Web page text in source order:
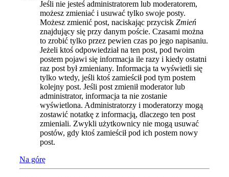
Jeśli nie jesteś administratorem lub moderatorem,
możesz zmieniać i usuwać tylko swoje posty.
Możesz zmienić post, naciskając przycisk Zmień
znajdujący się przy danym poście. Czasami można
to zrobić tylko przez pewien czas po jego napisaniu.
Jeżeli ktoś odpowiedział na ten post, pod twoim
postem pojawi się informacja ile razy i kiedy ostatni
raz post był zmieniany. Informacja ta wyświetli się
tylko wtedy, jeśli ktoś zamieścił pod tym postem
kolejny post. Jeśli post zmienił moderator lub
administrator, informacja ta nie zostanie
wyświetlona. Administratorzy i moderatorzy mogą
zostawić notatkę z informacją, dlaczego ten post
zmieniali. Zwykli użytkownicy nie mogą usuwać
postów, gdy ktoś zamieścił pod ich postem nowy
post.
Na górę